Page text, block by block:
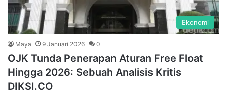
Ekonomi
Maya 9 Januari 2026 0
OJK Tunda Penerapan Aturan Free Float
Hingga 2026: Sebuah Analisis Kritis
DIKSI.CO